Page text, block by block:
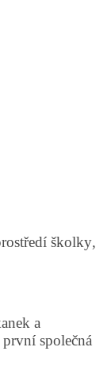
školky,
a
společná